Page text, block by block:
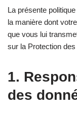
La présente
la manière dont
que vous lui
sur la Protection
1.
des